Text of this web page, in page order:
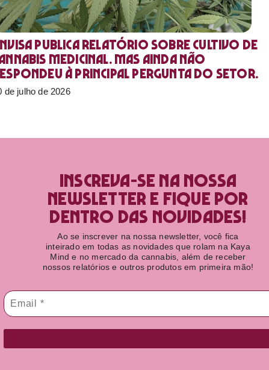
publica relatório sobre cultivo de
medicinal. Mas ainda não
à principal pergunta do setor.
de julho de 2026
Inscreva-se na nossa
newsletter e fique por
dentro das novidades!​
Ao se inscrever na nossa newsletter, você fica
inteirado em todas as novidades que rolam na Kaya
Mind e no mercado da cannabis, além de receber
nossos relatórios e outros produtos em primeira mão!